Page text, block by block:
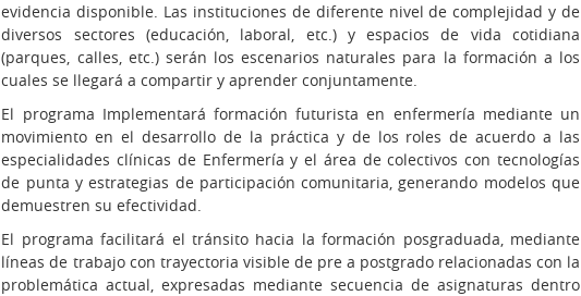
evidencia disponible. Las instituciones de diferente nivel de complejidad y de
diversos sectores (educación, laboral, etc.) y espacios de vida cotidiana
(parques, calles, etc.) serán los escenarios naturales para la formación a los
cuales se llegará a compartir y aprender conjuntamente.
El programa Implementará formación futurista en enfermería mediante un
movimiento en el desarrollo de la práctica y de los roles de acuerdo a las
especialidades clínicas de Enfermería y el área de colectivos con tecnologías
de punta y estrategias de participación comunitaria, generando modelos que
demuestren su efectividad.
El programa facilitará el tránsito hacia la formación posgraduada, mediante
líneas de trabajo con trayectoria visible de pre a postgrado relacionadas con la
problemática actual, expresadas mediante secuencia de asignaturas dentro